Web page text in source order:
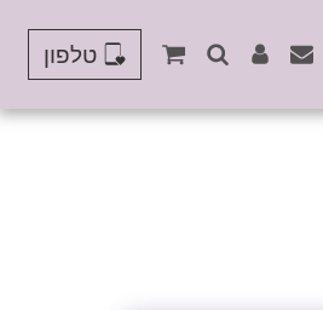
טלפון